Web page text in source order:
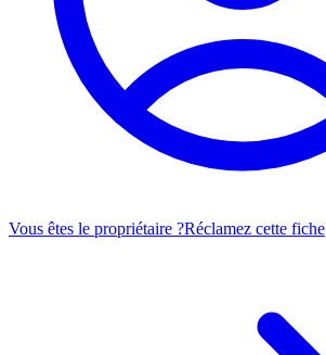
Vous êtes le propriétaire ?Réclamez cette fiche